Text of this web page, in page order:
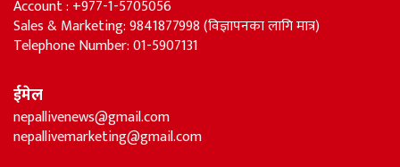
Account : +977-1-5705056
Sales & Marketing: 9841877998 (विज्ञापनका लागि मात्र)
Telephone Number: 01-5907131
ईमेल
nepallivenews@gmail.com
nepallivemarketing@gmail.com